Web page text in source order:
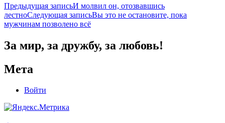
Навигация
по
Предыдущая записьИ молвил он, отозвавшись
лестноСледующая записьВы это не остановите, пока
мужчинам позволено всё
За мир, за дружбу, за любовь!
Мета
Войти